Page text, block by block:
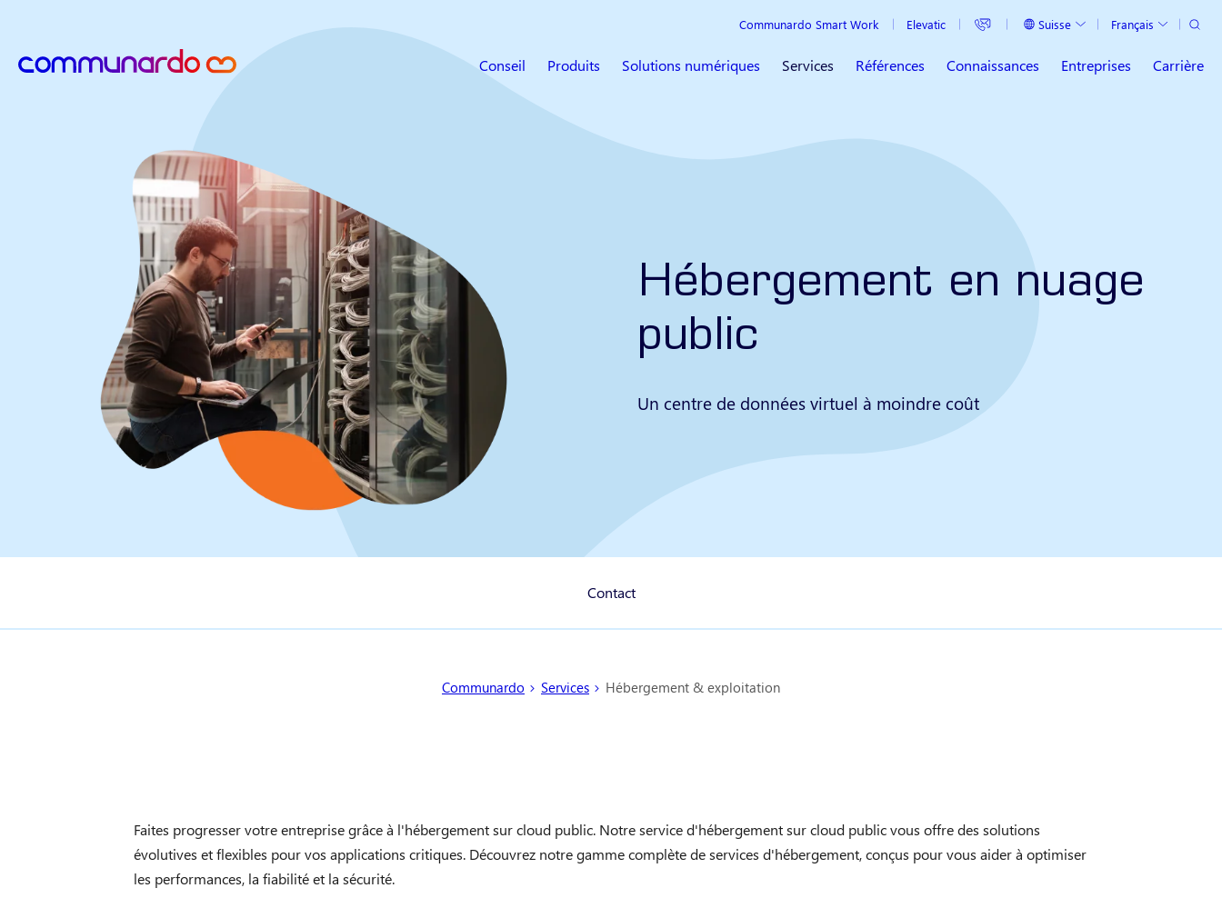
Communardo Smart Work Elevatic Pays actuel
Suisse Langue actuelle
Français
Conseil Produits Solutions numériques Services Références Connaissances Entreprises Carrière
Hébergement en nuage
public
Un centre de données virtuel à moindre coût
Contact
Vous êtes ici :
Communardo Services Hébergement & exploitation
Faites progresser votre entreprise grâce à l'hébergement sur cloud public. Notre service d'hébergement sur cloud public vous offre des solutions
évolutives et flexibles pour vos applications critiques. Découvrez notre gamme complète de services d'hébergement, conçus pour vous aider à optimiser
les performances, la fiabilité et la sécurité.